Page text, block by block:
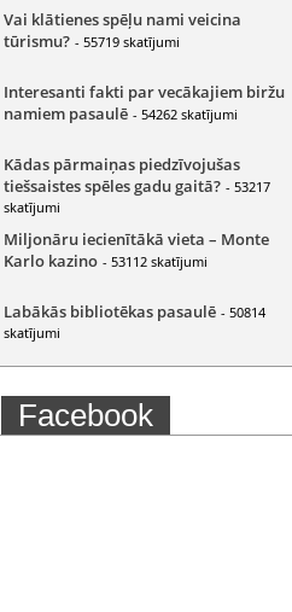
Vai klātienes spēļu nami veicina
tūrismu? - 55719 skatījumi
Interesanti fakti par vecākajiem biržu
namiem pasaulē - 54262 skatījumi
Kādas pārmaiņas piedzīvojušas
tiešsaistes spēles gadu gaitā? - 53217
skatījumi
Miljonāru iecienītākā vieta – Monte
Karlo kazino - 53112 skatījumi
Labākās bibliotēkas pasaulē - 50814
skatījumi
Facebook